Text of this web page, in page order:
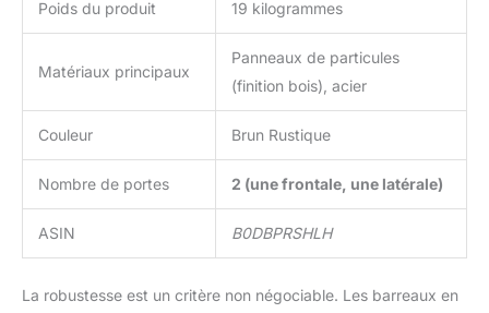
Poids du produit 19 kilogrammes
Matériaux principaux
Panneaux de particules
(finition bois), acier
Couleur Brun Rustique
Nombre de portes 2 (une frontale, une latérale)
ASIN B0DBPRSHLH
La robustesse est un critère non négociable. Les barreaux en